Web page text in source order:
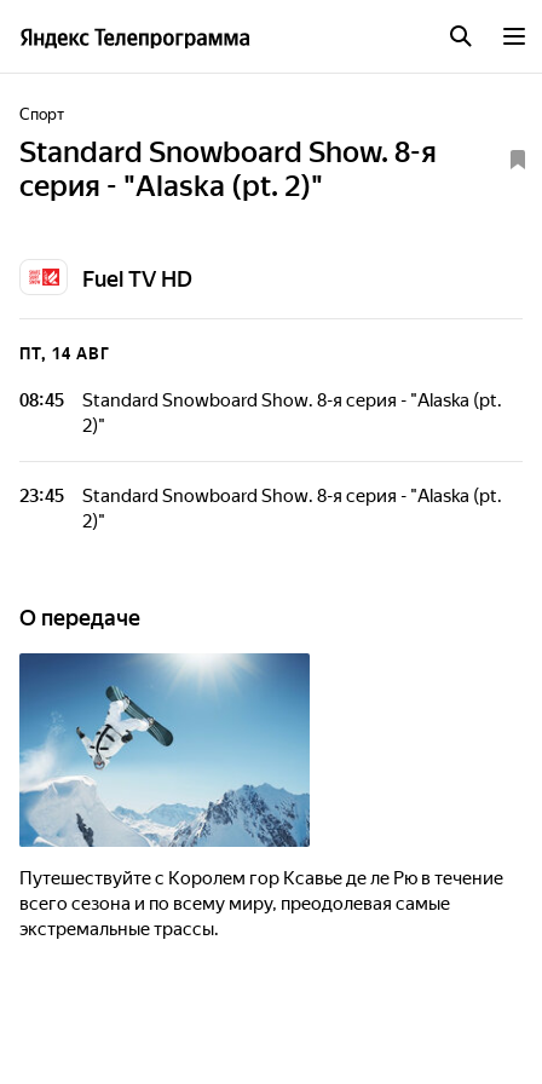
Спорт
Standard Snowboard Show. 8-я
серия - "Alaska (pt. 2)"
Fuel TV HD
ПТ, 14 АВГ
08:45
Standard Snowboard Show. 8-я серия - "Alaska (pt.
2)"
23:45
Standard Snowboard Show. 8-я серия - "Alaska (pt.
2)"
О передаче
Путешествуйте с Королем гор Ксавье де ле Рю в течение
всего сезона и по всему миру, преодолевая самые
экстремальные трассы.